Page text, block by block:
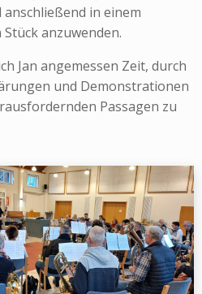
in einem
anzuwenden.
Jan angemessen Zeit, durch
und Demonstrationen
Passagen zu